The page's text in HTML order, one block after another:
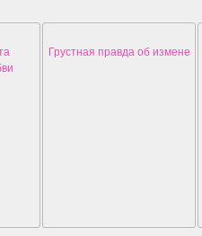
Грустная правда об измене